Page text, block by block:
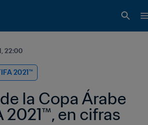
22:00
2021™
la Copa Árabe
2021™, en cifras